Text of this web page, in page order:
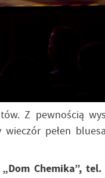
Z pewnością
pełen
Chemika”,